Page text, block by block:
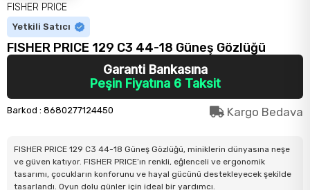
FISHER PRICE
Yetkili Satıcı
FISHER PRICE 129 C3 44-18 Güneş Gözlüğü
Garanti Bankasına
Peşin Fiyatına 6 Taksit
Barkod : 8680277124450 Kargo Bedava
FISHER PRICE 129 C3 44-18 Güneş Gözlüğü, miniklerin dünyasına neşe
ve güven katıyor. FISHER PRICE’ın renkli, eğlenceli ve ergonomik
tasarımı, çocukların konforunu ve hayal gücünü destekleyecek şekilde
tasarlandı. Oyun dolu günler için ideal bir yardımcı.